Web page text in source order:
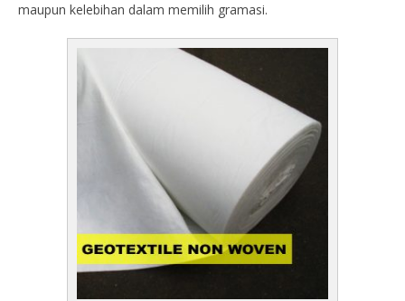
maupun kelebihan dalam memilih gramasi.